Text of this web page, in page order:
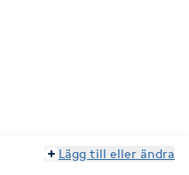
Lägg till eller ändra